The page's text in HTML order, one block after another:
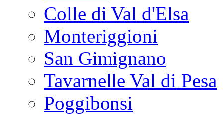
Colle di Val d'Elsa
Monteriggioni
San Gimignano
Tavarnelle Val di Pesa
Poggibonsi